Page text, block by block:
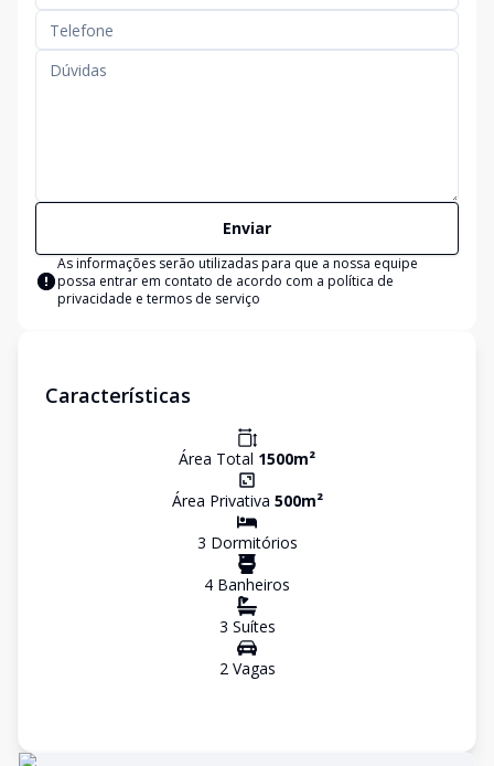
Enviar
As informações serão utilizadas para que a nossa equipe
possa entrar em contato de acordo com a política de
privacidade e termos de serviço
Características
Área Total 1500m²
Área Privativa 500m²
3 Dormitórios
4 Banheiros
3 Suítes
2Vagas